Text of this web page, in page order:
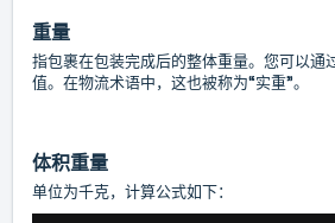
重量
指包裹在包装完成后的整体重量。 您可以通
值。在物流术语中，这也被称为“实重”。
体积重量
单位为千克，计算公式如下：